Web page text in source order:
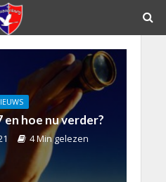
hoe nu verder?
4 Min gelezen